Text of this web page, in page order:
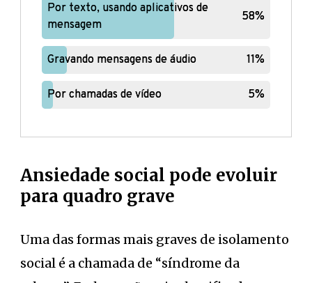
Por texto, usando aplicativos de
mensagem
58%
Por texto, usando aplicativos de
mensagem
58%
Gravando mensagens de áudio 11%
Gravando mensagens de áudio 11%
Por chamadas de vídeo 5%
Por chamadas de vídeo 5%
Ansiedade social pode evoluir
para quadro grave
Uma das formas mais graves de isolamento
social é a chamada de “síndrome da